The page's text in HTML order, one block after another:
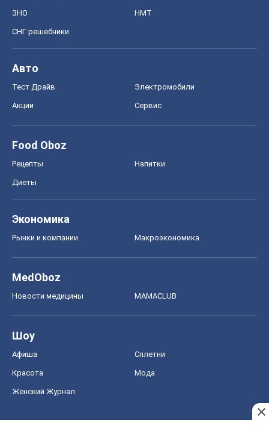
ЗНО НМТ
СНГ решебники
Авто
Тест Драйв Электромобили
Акции Сервис
Food Oboz
Рецепты Напитки
Диеты
Экономика
Рынки и компании Mакроэкономика
MedOboz
Новости медицины MAMACLUB
Шоу
Афиша Сплетни
Красота Мода
Женский Журнал